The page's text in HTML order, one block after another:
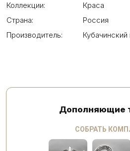
Коллекции:
Краса
Страна:
Россия
Производитель:
Дополняющие
СОБРАТЬ